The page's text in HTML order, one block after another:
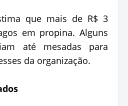
que mais de R$ 3
em propina. Alguns
até mesadas para
da organização.